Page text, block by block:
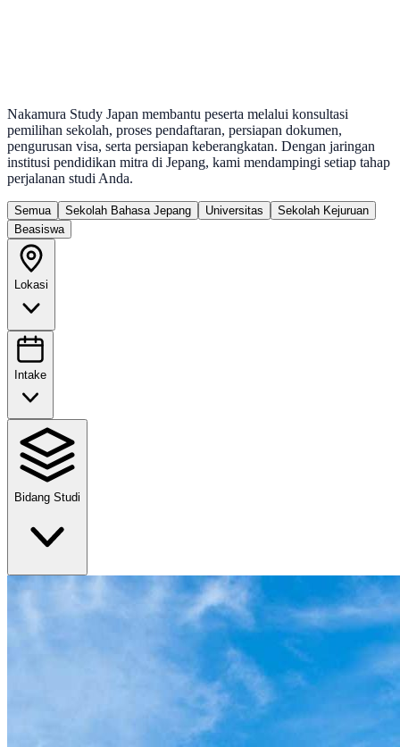
Nakamura Study Japan membantu peserta melalui konsultasi
pemilihan sekolah, proses pendaftaran, persiapan dokumen,
pengurusan visa, serta persiapan keberangkatan. Dengan jaringan
institusi pendidikan mitra di Jepang, kami mendampingi setiap tahap
perjalanan studi Anda.
Semua Sekolah Bahasa Jepang Universitas
Sekolah Kejuruan
Beasiswa
Lokasi
Intake
Bidang Studi